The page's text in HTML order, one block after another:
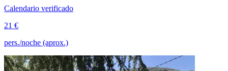
Calendario verificado
21 €
pers./noche (aprox.)